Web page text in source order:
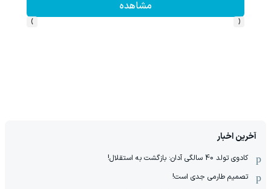
مشاهده
‹
›
آخرین اخبار
کادوی تولد 40 سالگی آدان: بازگشت به استقلال!
تصمیم طارمی جدی است!